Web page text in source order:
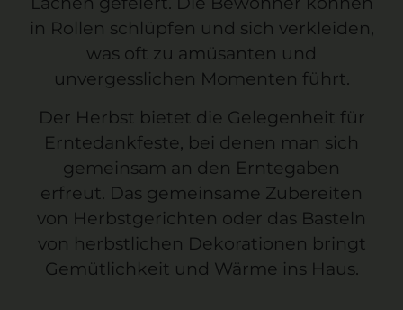
in Rollen schlüpfen und sich verkleiden,
was oft zu amüsanten und
unvergesslichen Momenten führt.
Der Herbst bietet die Gelegenheit für
Erntedankfeste, bei denen man sich
gemeinsam an den Erntegaben
erfreut. Das gemeinsame Zubereiten
von Herbstgerichten oder das Basteln
von herbstlichen Dekorationen bringt
Gemütlichkeit und Wärme ins Haus.